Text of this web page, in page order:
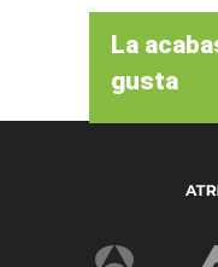
La
gusta